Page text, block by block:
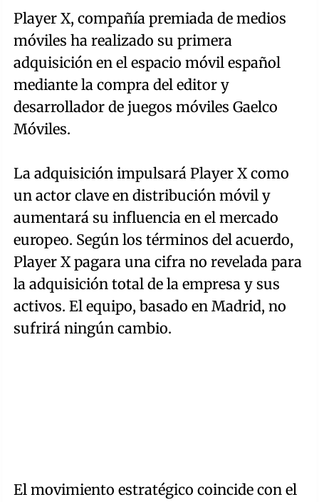
Player X, compañía premiada de medios
móviles ha realizado su primera
adquisición en el espacio móvil español
mediante la compra del editor y
desarrollador de juegos móviles Gaelco
Móviles.
La adquisición impulsará Player X como
un actor clave en distribución móvil y
aumentará su influencia en el mercado
europeo. Según los términos del acuerdo,
Player X pagara una cifra no revelada para
la adquisición total de la empresa y sus
activos. El equipo, basado en Madrid, no
sufrirá ningún cambio.
El movimiento estratégico coincide con el